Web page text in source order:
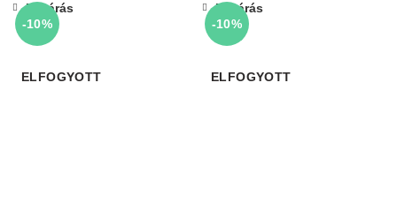
-10%
ELFOGYOTT
Bezárás
-10%
ELFOGYOTT
Bezárás